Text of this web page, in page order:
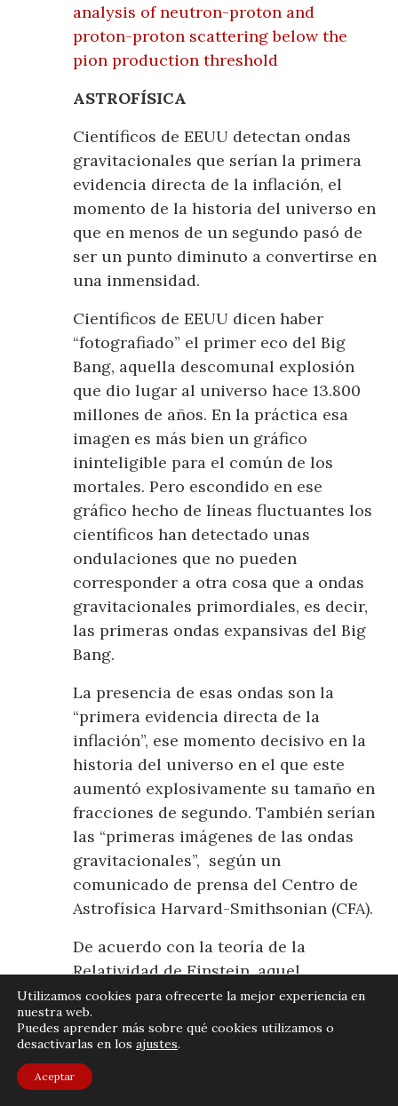
analysis of neutron-proton and
proton-proton scattering below the
pion production threshold
ASTROFÍSICA
Científicos de EEUU detectan ondas
gravitacionales que serían la primera
evidencia directa de la inflación, el
momento de la historia del universo en
que en menos de un segundo pasó de
ser un punto diminuto a convertirse en
una inmensidad.
Científicos de EEUU dicen haber
“fotografiado” el primer eco del Big
Bang, aquella descomunal explosión
que dio lugar al universo hace 13.800
millones de años. En la práctica esa
imagen es más bien un gráfico
ininteligible para el común de los
mortales. Pero escondido en ese
gráfico hecho de líneas fluctuantes los
científicos han detectado unas
ondulaciones que no pueden
corresponder a otra cosa que a ondas
gravitacionales primordiales, es decir,
las primeras ondas expansivas del Big
Bang.
La presencia de esas ondas son la
“primera evidencia directa de la
inflación”, ese momento decisivo en la
historia del universo en el que este
aumentó explosivamente su tamaño en
fracciones de segundo. También serían
las “primeras imágenes de las ondas
gravitacionales”, según un
comunicado de prensa del Centro de
Astrofísica Harvard-Smithsonian (CFA).
De acuerdo con la teoría de la
Relatividad de Einstein, aquel
cataclismo debió generar ondas
gravitacionales, una especie de ondas
expansivas cuyos efectos, aunque
débiles, aún podrían observarse ahora,
13.800 millones de años después. Los
Utilizamos cookies para ofrecerte la mejor experiencia en
nuestra web.
Puedes aprender más sobre qué cookies utilizamos o
desactivarlas en los ajustes.
Aceptar